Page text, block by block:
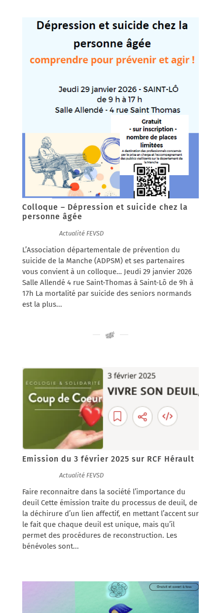
Colloque – Dépression et suicide chez la
personne âgée
Actualité FEVSD
L’Association départementale de prévention du
suicide de la Manche (ADPSM) et ses partenaires
vous convient à un colloque… Jeudi 29 janvier 2026
Salle Allendé 4 rue Saint-Thomas à Saint-Lô de 9h à
17h La mortalité par suicide des seniors normands
est la plus...
Emission du 3 février 2025 sur RCF Hérault
|Actualité FEVSD
Faire reconnaitre dans la société l’importance du
deuil Cette émission traite du processus de deuil, de
la déchirure d’un lien affectif, en mettant l’accent sur
le fait que chaque deuil est unique, mais qu’il
permet des procédures de reconstruction. Les
bénévoles sont...